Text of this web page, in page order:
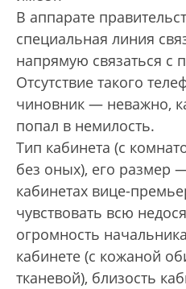
В аппарате
специальная линия
напрямую связаться с
Отсутствие такого
чиновник — неважно,
попал в немилость.
Тип кабинета (с
без оных), его размер
кабинетах вице-
чувствовать всю
огромность
кабинете (с кожаной
тканевой), близость